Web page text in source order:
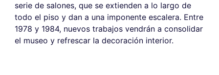
serie de salones, que se extienden a lo largo de
todo el piso y dan a una imponente escalera. Entre
1978 y 1984, nuevos trabajos vendrán a consolidar
el museo y refrescar la decoración interior.